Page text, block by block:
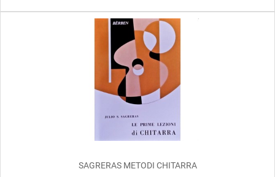
SAGRERAS METODI CHITARRA